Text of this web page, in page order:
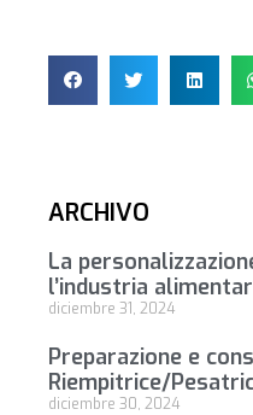
ARCHIVO
La
l’industria
diciembre 31, 2024
Preparazione e
Riempitrice/
diciembre 30, 2024